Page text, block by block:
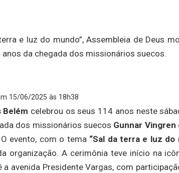
e luz do mundo”, Assembleia de Deus
da chegada dos missionários suecos.
15/06/2025 às 18h38
Belém celebrou os seus 114 anos neste
dos missionários suecos Gunnar Vingren
evento, com o tema “Sal da terra e luz do
organização. A cerimônia teve início na
avenida Presidente Vargas, com